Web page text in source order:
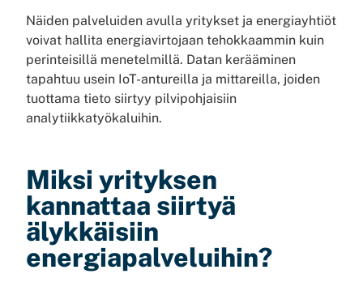
Näiden palveluiden avulla yritykset ja energiayhtiöt
voivat hallita energiavirtojaan tehokkaammin kuin
perinteisillä menetelmillä. Datan kerääminen
tapahtuu usein IoT-antureilla ja mittareilla, joiden
tuottama tieto siirtyy pilvipohjaisiin
analytiikkatyökaluihin.
Miksi yrityksen
kannattaa siirtyä
älykkäisiin
energiapalveluihin?